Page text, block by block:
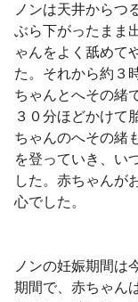
ノンは天井からつ
ぶら下がったまま
ゃんをよく舐めて
た。それから約３
ちゃんとへその緒
３０分ほどかけて
ちゃんのへその緒
を登っていき、い
した。赤ちゃんが
心でした。
ノンの妊娠期間は
期間で、赤ちゃん